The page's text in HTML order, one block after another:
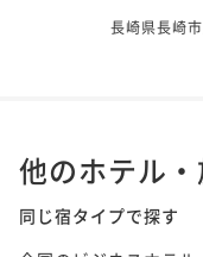
長崎県長崎
他のホテル
同じ宿タイプで探す